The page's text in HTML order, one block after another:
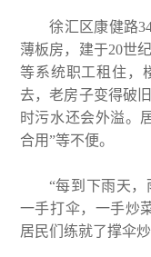
徐汇区康健路
薄板房，建于20世
等系统职工租住，
去，老房子变得破
时污水还会外溢。
合用”等不便。
“每到下雨天，
一手打伞，一手炒
居民们练就了撑伞炒